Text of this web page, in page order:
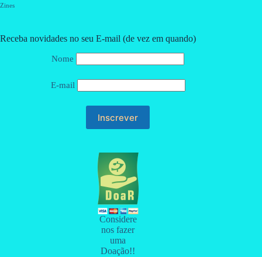
Zines
Receba novidades no seu E-mail (de vez em quando)
Nome
E-mail
Considere
nos fazer
uma
Doação!!